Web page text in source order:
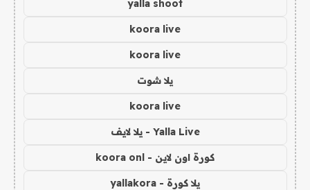
yalla shoot
koora live
koora live
يلا شوت
koora live
Yalla Live - يلا لايف
كورة اون لاين - koora onl
يلا كورة - yallakora